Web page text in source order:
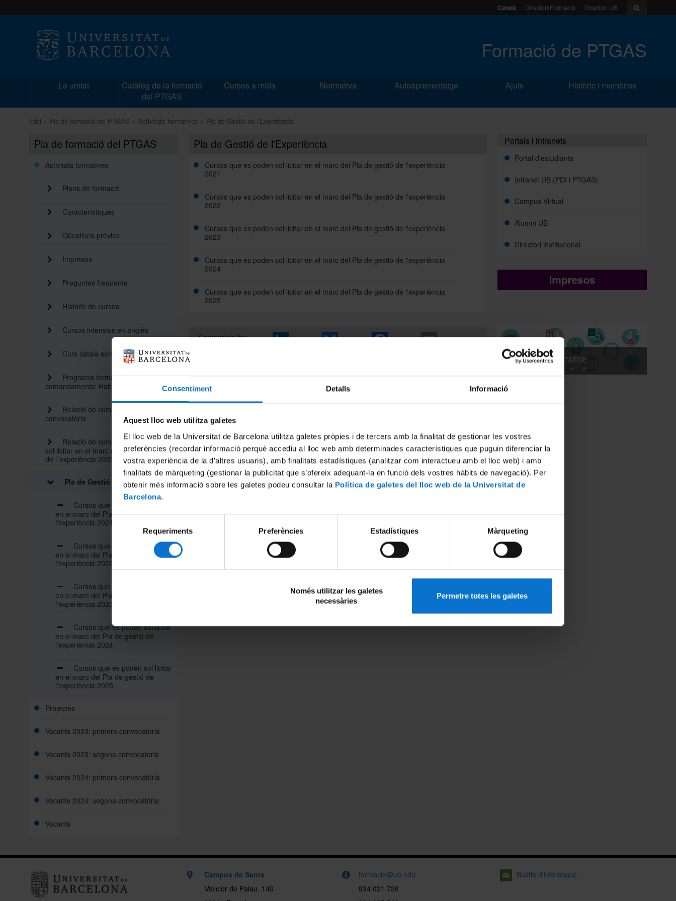
Consentiment Detalls Informació
Aquest lloc web utilitza galetes
El lloc web de la Universitat de Barcelona utilitza galetes pròpies i de tercers amb la finalitat de gestionar les vostres
preferències (recordar informació perquè accediu al lloc web amb determinades característiques que puguin diferenciar la
vostra experiència de la d’altres usuaris), amb finalitats estadístiques (analitzar com interactueu amb el lloc web) i amb
finalitats de màrqueting (gestionar la publicitat que s’ofereix adequant-la en funció dels vostres hàbits de navegació). Per
obtenir més informació sobre les galetes podeu consultar la Política de galetes del lloc web de la Universitat de
Barcelona.
Selecció
consentiment
Requeriments Preferències Estadístiques Màrqueting
Només utilitzar les galetes
necessàries
Permetre totes les galetes
Català Directori Formació Directori UB
Formació de PTGAS
La unitat
Catàleg de la formació
del PTGAS
Cursos a mida Normativa Autoaprenentatge Ajuts Històric i memòries
Inici Pla de formació del PTGAS Activitats formatives Pla de Gestió de l'Experiència
Pla de formació del PTGAS
Activitats formatives
Plans de formació
Característiques
Qüestions prèvies
Impresos
Preguntes freqüents
Històric de cursos
Cursos intensius en anglès
Curs català semipresencial
Programa formatiu per a
comandaments: Habilitats directives
Relació de cursos 2026: 1a
convocatòria
Relació de cursos que es poden
sol·licitar en el marc del Pla de Gestió
de l´experiència 2020
Pla de Gestió de l'Experiència
Cursos que es poden sol·licitar
en el marc del Pla de gestió de
l'experiència 2021
Cursos que es poden sol·licitar
en el marc del Pla de gestió de
l'experiència 2022
Cursos que es poden sol·licitar
en el marc del Pla de gestió de
l'experiència 2023
Cursos que es poden sol·licitar
en el marc del Pla de gestió de
l'experiència 2024
Cursos que es poden sol·licitar
en el marc del Pla de gestió de
l'experiència 2025
Projectes
Vacants 2023: primera convocatoria
Vacants 2023: segona convocatoria
Vacants 2024: primera convocatòria
Vacants 2024: segona convocatòria
Vacants
Pla de Gestió de l'Experiència
Cursos que es poden sol·licitar en el marc del Pla de gestió de l'experiència
2021
Cursos que es poden sol·licitar en el marc del Pla de gestió de l'experiència
2022
Cursos que es poden sol·licitar en el marc del Pla de gestió de l'experiència
2023
Cursos que es poden sol·licitar en el marc del Pla de gestió de l'experiència
2024
Cursos que es poden sol·licitar en el marc del Pla de gestió de l'experiència
2025
Comparteix-ho:
Portals i intranets
Portal d'estudiants
Intranet UB (PDI i PTGAS)
Campus Virtual
Alumni UB
Directori institucional
AUTOAPRENENTATGE
Campus de Sants
Melcior de Palau, 140
formacio@ub.edu
934 021 726
Bústia d'informació